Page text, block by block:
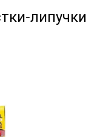
липучки